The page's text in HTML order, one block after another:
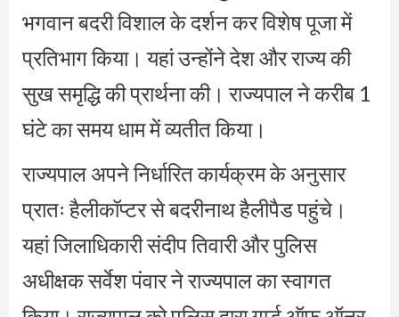
भगवान बदरी विशाल के दर्शन कर विशेष पूजा में
प्रतिभाग किया। यहां उन्होंने देश और राज्य की
सुख समृद्धि की प्रार्थना की। राज्यपाल ने करीब 1
घंटे का समय धाम में व्यतीत किया।
राज्यपाल अपने निर्धारित कार्यक्रम के अनुसार
प्रातः हैलीकॉप्टर से बदरीनाथ हैलीपैड पहुंचे।
यहां जिलाधिकारी संदीप तिवारी और पुलिस
अधीक्षक सर्वेश पंवार ने राज्यपाल का स्वागत